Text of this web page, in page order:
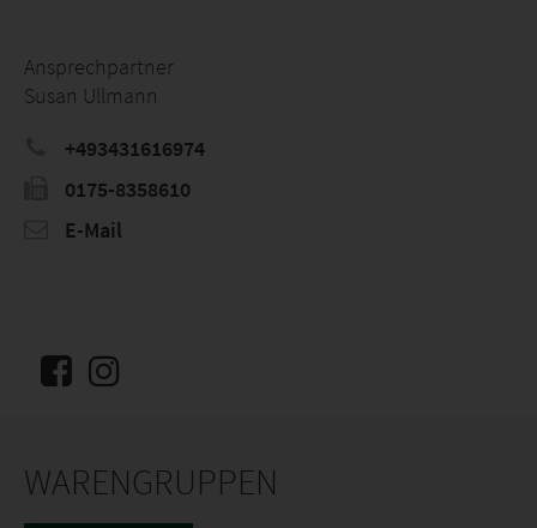
Ansprechpartner
Susan Ullmann
+493431616974
0175-8358610
E-Mail
WARENGRUPPEN